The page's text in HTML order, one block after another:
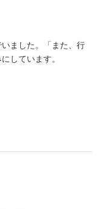
ました。「また、行
しています。